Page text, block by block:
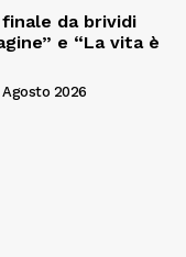
da brividi
e “La vita è
Agosto 2026